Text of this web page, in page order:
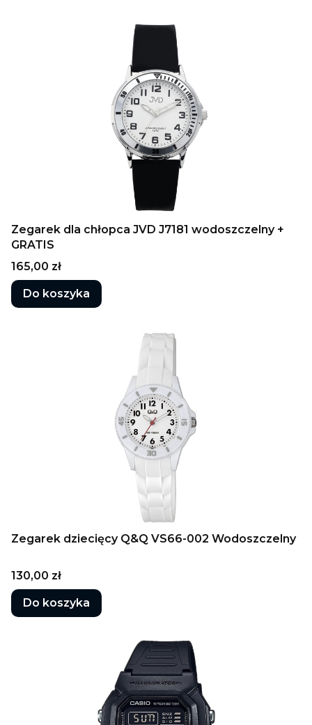
Zegarek dla chłopca JVD J7181 wodoszczelny +
GRATIS
Cena
165,00 zł
Do koszyka
Zegarek dziecięcy Q&Q VS66-002 Wodoszczelny
Cena
130,00 zł
Do koszyka